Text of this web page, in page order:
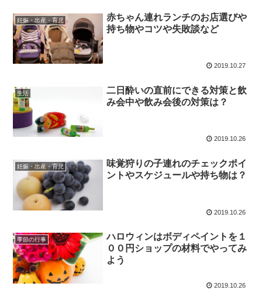
妊娠・出産・育児
赤ちゃん連れランチのお店選びや
持ち物やコツや失敗談など
2019.10.27
生活
二日酔いの直前にできる対策と飲
み会中や飲み会後の対策は？
2019.10.26
妊娠・出産・育児
味覚狩りの子連れのチェックポイ
ントやスケジュールや持ち物は？
2019.10.26
季節の行事
ハロウィンはボディペイントを１
００円ショップの材料でやってみ
よう
2019.10.26